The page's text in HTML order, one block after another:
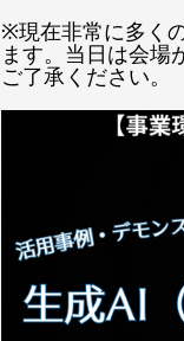
※現在非常に多く
ます。当日は会場
ご了承ください。